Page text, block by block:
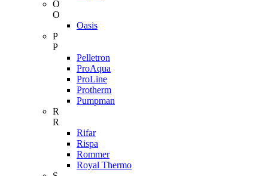
O
O
Oasis
P
P
Pelletron
ProAqua
ProLine
Protherm
Pumpman
R
R
Rifar
Rispa
Rommer
Royal Thermo